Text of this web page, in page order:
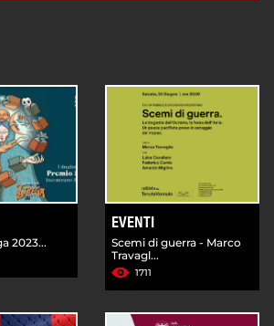
2023...
EVENTI
Scemi di guerra - Marco
Travagl...
1711